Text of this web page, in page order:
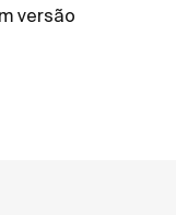
versão